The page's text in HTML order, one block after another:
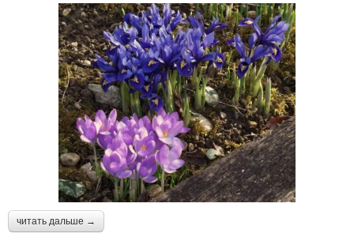
читать дальше →